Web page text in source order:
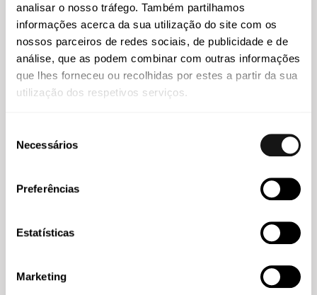
analisar o nosso tráfego. Também partilhamos
informações acerca da sua utilização do site com os
nossos parceiros de redes sociais, de publicidade e de
análise, que as podem combinar com outras informações
que lhes forneceu ou recolhidas por estes a partir da sua
utilização dos respetivos serviços.
Necessários
Preferências
Estatísticas
Marketing
Catarina Mata
Associada